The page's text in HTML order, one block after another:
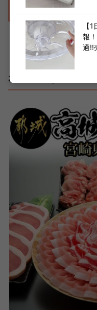
【楽天市
【宮崎県都城市】
わく3.6kgセット
【
報
適!!